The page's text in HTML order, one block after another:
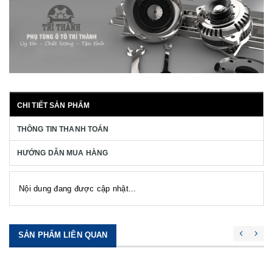
CHI TIẾT SẢN PHẨM
THÔNG TIN THANH TOÁN
HƯỚNG DẪN MUA HÀNG
Nội dung đang được cập nhật...
SẢN PHẨM LIÊN QUAN